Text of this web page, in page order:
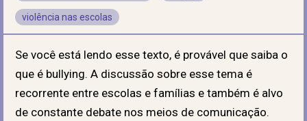
violência nas escolas
Se você está lendo esse texto, é provável que saiba o
que é bullying. A discussão sobre esse tema é
recorrente entre escolas e famílias e também é alvo
de constante debate nos meios de comunicação.